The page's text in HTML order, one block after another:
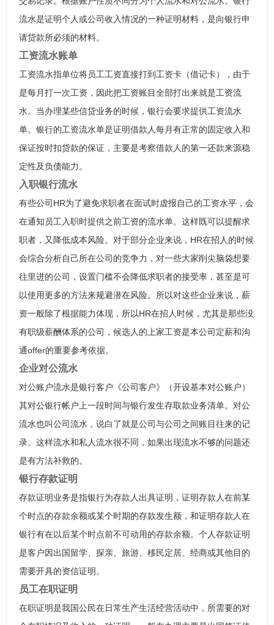
流水是证明个人或公司收入情况的一种证明材料，是向银行申
请贷款所必须的材料。
工资流水账单
工资流水指单位将员工工资直接打到工资卡（借记卡），由于
是每月打一次工资，因此把工资账目全部打出来就是工资流
水。当办理某些信贷业务的时候，银行会要求提供工资流水
单。银行的工资流水单是证明借款人每月有正常的固定收入和
保证按时扣贷款的保证，主要是考察借款人的第一还款来源稳
定性及负债能力。
入职银行流水
有些公司HR为了避免求职者在面试时虚报自己的工资水平，会
在通知员工入职时提供之前工资的流水单。这样既可以提醒求
职者，又降低成本风险。对于部分企业来说，HR在招人的时候
会综合分析自己所在公司的竞争力，对一些大家削尖脑袋想要
往里进的公司，设置门槛不会降低求职者的接受率，甚至是可
以使用更多的方法来规避潜在风险。所以对这些企业来说，薪
资一般除了根据能力体现，所以HR在招人时候，尤其是那些没
有职级薪酬体系的公司，候选人的上家工资是本公司定薪和沟
通offer的重要参考依据。
企业对公流水
对公账户流水是银行客户《公司客户》（开设基本对公账户）
其对公银行帐户上一段时间与银行发生存取款业务清单。对公
流水也叫公司流水，说白了就是公司与公司之间账目往来的记
录。这样流水和私人流水很不同，如果出现流水不够的问题还
是有方法补救的。
银行存款证明
存款证明业务是指银行为存款人出具证明，证明存款人在前某
个时点的存款余额或某个时期的存款发生额，和证明存款人在
银行有在以后某个时点前不可动用的存款余额。个人存款证明
是客户因出国留学、探亲、旅游、移民定居、经商或其他目的
需要开具的资信证明。
员工在职证明
在职证明是我国公民在日常生产生活经营活动中，所需要的对